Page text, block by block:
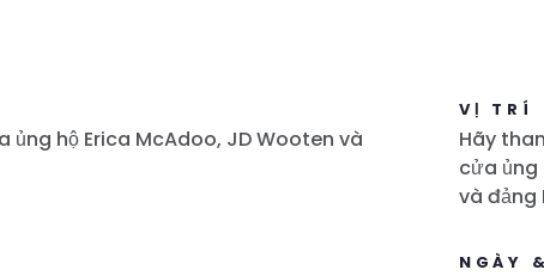
hộ Erica McAdoo, JD Wooten và
VỊ TRÍ
Hãy
cửa ủng
và đảng
NGÀY